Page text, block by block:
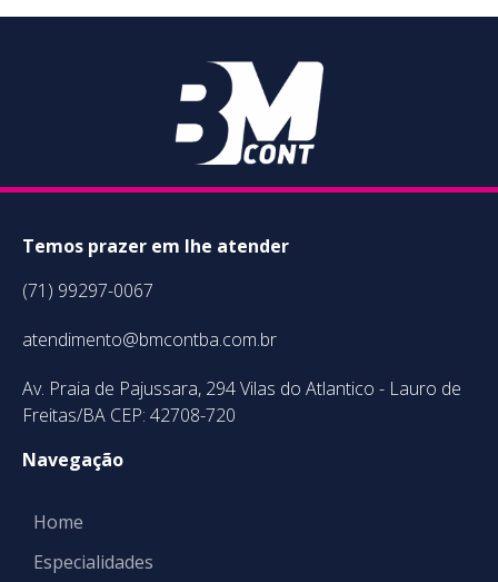
Temos prazer em lhe atender
(71) 99297-0067
atendimento@bmcontba.com.br
Av. Praia de Pajussara, 294 Vilas do Atlantico - Lauro de
Freitas/BA CEP: 42708-720
Navegação
Home
Especialidades